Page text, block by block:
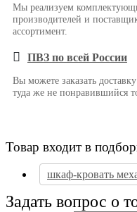
Мы реализуем
производителей и
ассортимент.
ПВЗ по всей России
Вы можете заказать
туда же не понравившийся
Товар входит в
шкаф-кровать
Задать вопрос о